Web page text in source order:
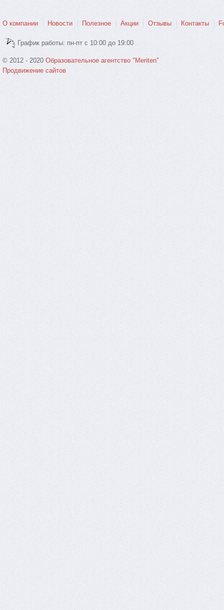
О компании Новости Полезное Акции Отзывы Контакты
График работы: пн-пт с 10:00 до 19:00
© 2012 - 2020 Образовательное агентство "Meriten"
Продвижение сайтов